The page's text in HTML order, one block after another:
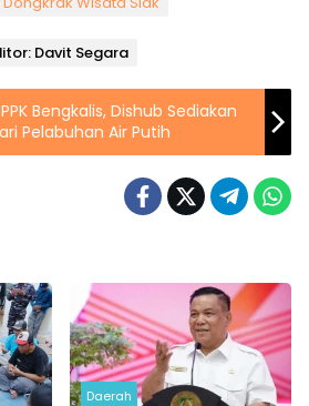
Davit Segara
Bengkalis, Dishub Sediakan
Pelabuhan Air Putih
Daerah